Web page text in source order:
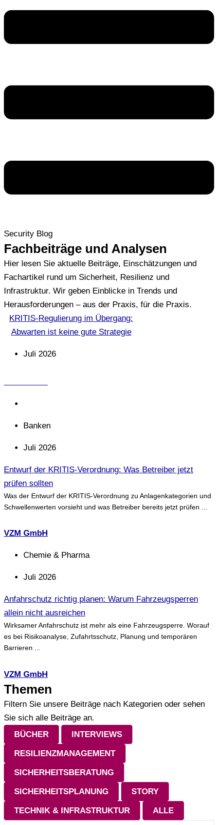
Security Blog
Fachbeiträge und Analysen
Hier lesen Sie aktuelle Beiträge, Einschätzungen und
Fachartikel rund um Sicherheit, Resilienz und
Infrastruktur. Wir geben Einblicke in Trends und
Herausforderungen – aus der Praxis, für die Praxis.
KRITIS-Regulierung im Übergang:
Abwarten ist keine gute Strategie
Juli 2026
Banken
Juli 2026
Entwurf der KRITIS-Verordnung: Was Betreiber jetzt
prüfen sollten
Was der Entwurf der KRITIS-Verordnung zu Anlagenkategorien und
Schwellenwerten vorsieht und was Betreiber bereits jetzt prüfen ...
VZM GmbH
Chemie & Pharma
Juli 2026
Anfahrschutz richtig planen: Warum Fahrzeugsperren
allein nicht ausreichen
Wirksamer Anfahrschutz ist mehr als eine Fahrzeugsperre. Worauf
es bei Risikoanalyse, Zufahrtsschutz, Planung und temporären
Barrieren ...
VZM GmbH
Themen
Filtern Sie unsere Beiträge nach Kategorien oder sehen
Sie sich alle Beiträge an.
BÜCHER
INTERVIEWS
RESILIENZMANAGEMENT
SICHERHEITSBERATUNG
SICHERHEITSPLANUNG STORY
TECHNIK & INFRASTRUKTUR ALLE